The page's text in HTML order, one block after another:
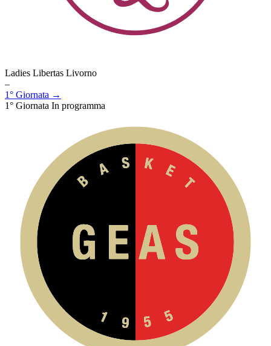
Ladies Libertas Livorno
–
1° Giornata →
1° Giornata In programma